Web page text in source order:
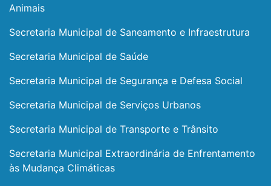
Animais
Secretaria Municipal de Saneamento e Infraestrutura
Secretaria Municipal de Saúde
Secretaria Municipal de Segurança e Defesa Social
Secretaria Municipal de Serviços Urbanos
Secretaria Municipal de Transporte e Trânsito
Secretaria Municipal Extraordinária de Enfrentamento
às Mudança Climáticas